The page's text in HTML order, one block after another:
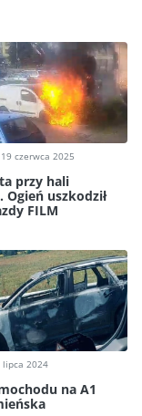
czerwca 2025
przy hali
Ogień uszkodził
FILM
2024
na A1